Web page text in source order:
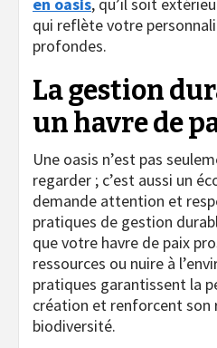
qui reflète votre
profondes.
La gestion
un havre de
Une oasis n’est pas
regarder ; c’est aussi un
demande attention et
pratiques de gestion
que votre havre de paix
ressources ou nuire à
pratiques garantissent la
création et renforcent son
biodiversité.